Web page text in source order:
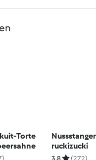
Torte
ruckizucki
3.8 (272)